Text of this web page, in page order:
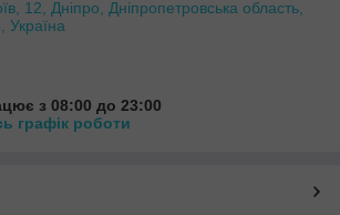
12, Дніпро, Дніпропетровська область,
Україна
з 08:00 до 23:00
графік роботи